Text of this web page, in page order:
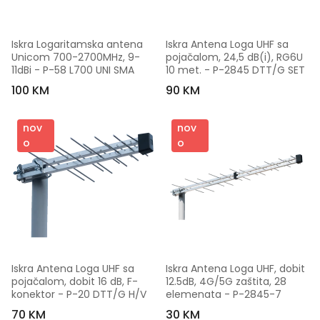
Iskra Logaritamska antena
Unicom 700-2700MHz, 9-
11dBi - P-58 L700 UNI SMA
100 KM
Iskra Antena Loga UHF sa
pojačalom, 24,5 dB(i), RG6U
10 met. - P-2845 DTT/G SET
90 KM
nov
o
Iskra Antena Loga UHF sa
pojačalom, dobit 16 dB, F-
konektor - P-20 DTT/G H/V
70 KM
nov
o
Iskra Antena Loga UHF, dobit
12.5dB, 4G/5G zaštita, 28
elemenata - P-2845-7
30 KM